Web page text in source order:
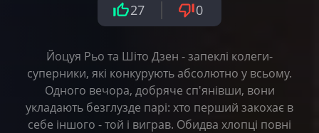
27 0
Йоцуя Рьо та Шіто Дзен - запеклі колеги-
суперники, які конкурують абсолютно у всьому.
Одного вечора, добряче сп'янівши, вони
укладають безглузде парі: хто перший закохає в
себе іншого - той і виграв. Обидва хлопці повні